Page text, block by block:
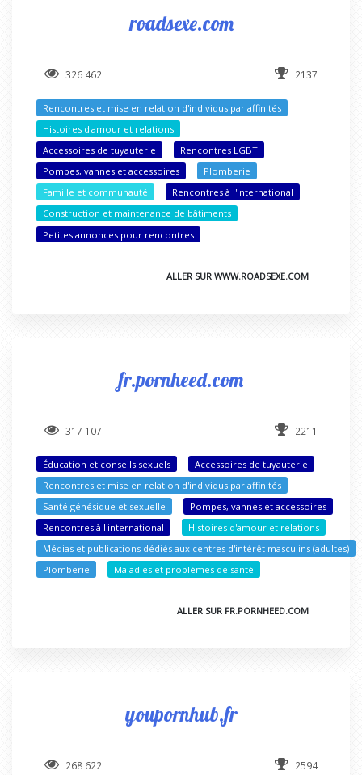
roadsexe.com
326 462 2137
Rencontres et mise en relation d'individus par affinités
Histoires d'amour et relations
Accessoires de tuyauterie
Rencontres LGBT
Pompes, vannes et accessoires
Plomberie
Famille et communauté
Rencontres à l'international
Construction et maintenance de bâtiments
Petites annonces pour rencontres
ALLER SUR WWW.ROADSEXE.COM
fr.pornheed.com
317 107 2211
Éducation et conseils sexuels
Accessoires de tuyauterie
Rencontres et mise en relation d'individus par affinités
Santé génésique et sexuelle
Pompes, vannes et accessoires
Rencontres à l'international
Histoires d'amour et relations
Médias et publications dédiés aux centres d'intérêt masculins (adultes)
Plomberie
Maladies et problèmes de santé
ALLER SUR FR.PORNHEED.COM
youpornhub.fr
268 622 2594